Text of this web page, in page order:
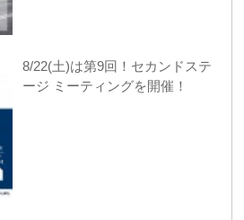
8/22(土)は第9回！セカンドステ
ージ ミーティングを開催！